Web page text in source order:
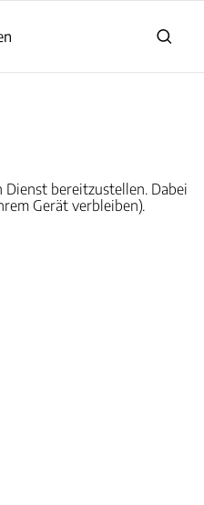
bereitzustellen. Dabei
Gerät verbleiben).